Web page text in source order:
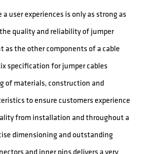
user experiences is only as strong as
quality and reliability of jumper
as the other components of a cable
specification for jumper cables
of materials, construction and
to ensure customers experience
from installation and throughout a
dimensioning and outstanding